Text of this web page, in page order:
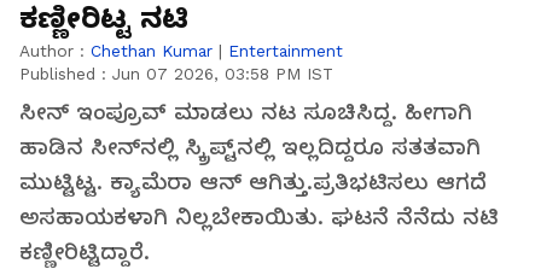
ಕಣ್ಣೀರಿಟ್ಟ ನಟಿ
Author : Chethan Kumar | Entertainment
Published : Jun 07 2026, 03:58 PM IST
ಸೀನ್ ಇಂಪ್ರೂವ್ ಮಾಡಲು ನಟ ಸೂಚಿಸಿದ್ದ. ಹೀಗಾಗಿ
ಹಾಡಿನ ಸೀನ್‌ನಲ್ಲಿ ಸ್ಕ್ರಿಪ್ಟ್‌ನಲ್ಲಿ ಇಲ್ಲದಿದ್ದರೂ ಸತತವಾಗಿ
ಮುಟ್ಟಿಟ್ಟ. ಕ್ಯಾಮೆರಾ ಆನ್ ಆಗಿತ್ತು.ಪ್ರತಿಭಟಿಸಲು ಆಗದೆ
ಅಸಹಾಯಕಳಾಗಿ ನಿಲ್ಲಬೇಕಾಯಿತು. ಘಟನೆ ನೆನೆದು ನಟಿ
ಕಣ್ಣೀರಿಟ್ಟಿದ್ದಾರೆ.